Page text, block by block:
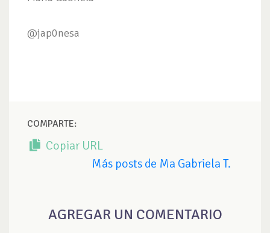
@jap0nesa
COMPARTE:
Copiar URL
Más posts de Ma Gabriela T.
AGREGAR UN COMENTARIO